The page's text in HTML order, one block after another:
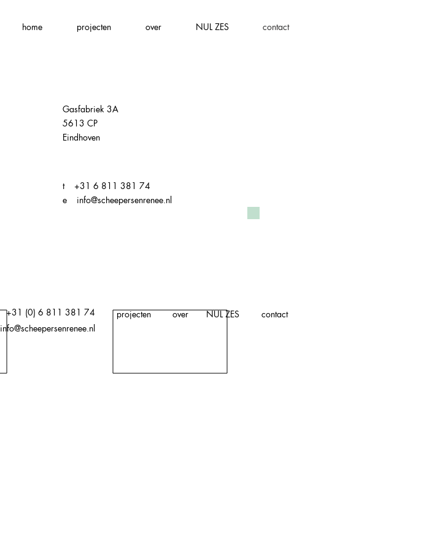
home projecten over NUL ZES contact
Gasfabriek 3A
5613 CP
Eindhoven
t +31 6 811 381 74
e info@scheepersenrenee.nl
+31 (0) 6 811 381 74
info@scheepersenrenee.nl
projecten over NUL ZES contact